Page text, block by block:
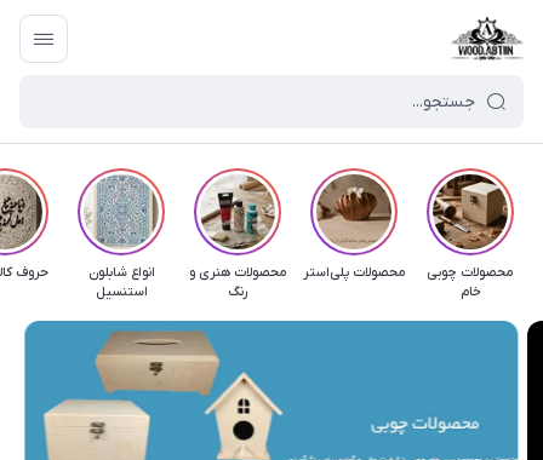
محصولات چوبی
خام
محصولات پلی‌استر
محصولات هنری و
رنگ
انواع شابلون
استنسیل
حروف